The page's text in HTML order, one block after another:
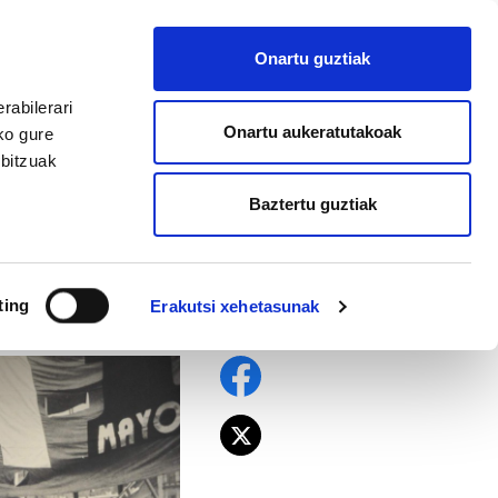
gure
Erakutsi xehetasunak
Onartu guztiak
Onartu aukeratutakoak
Baztertu guztiak
AFILIATU